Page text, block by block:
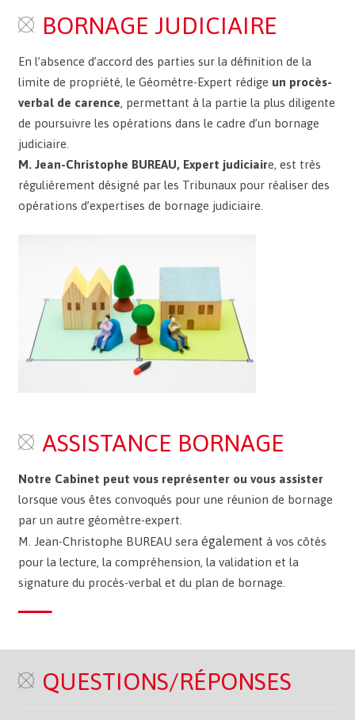
BORNAGE JUDICIAIRE
En l’absence d’accord des parties sur la définition de la
limite de propriété, le Géomètre-Expert rédige un procès-
verbal de carence, permettant à la partie la plus diligente
de poursuivre les opérations dans le cadre d’un bornage
judiciaire.
M. Jean-Christophe BUREAU, Expert judiciaire, est très
régulièrement désigné par les Tribunaux pour réaliser des
opérations d’expertises de bornage judiciaire.
ASSISTANCE BORNAGE
Notre Cabinet peut vous représenter ou vous assister
lorsque vous êtes convoqués pour une réunion de bornage
par un autre géomètre-expert.
M. Jean-Christophe BUREAU sera également à vos côtés
pour la lecture, la compréhension, la validation et la
signature du procès-verbal et du plan de bornage.
QUESTIONS/RÉPONSES